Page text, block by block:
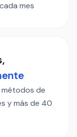
mes
métodos de
y más de 40